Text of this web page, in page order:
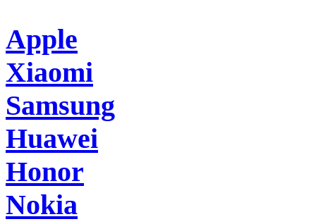
Apple
Xiaomi
Samsung
Huawei
Honor
Nokia